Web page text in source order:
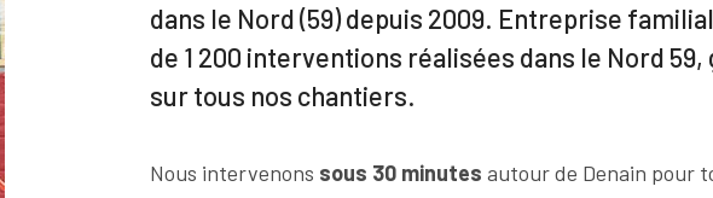
dans le Nord (59) depuis 2009. Entreprise
de 1 200 interventions réalisées dans le Nord
sur tous nos chantiers.
Nous intervenons sous 30 minutes autour de Denain pour